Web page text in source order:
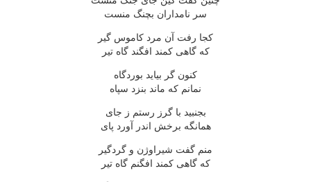
سر نامداران بچنگ منست
کجا رفت آن مرد کاموس گیر
که گاهی کمند افگند گاه تیر
کنون گر بیاید بوردگاه
نمانم که ماند بنزد سپاه
بجنبید با گرز رستم ز جای
همانگه برخش اندر آورد پای
منم گفت شیراوژن و گردگیر
که گاهی کمند افگنم گاه تیر